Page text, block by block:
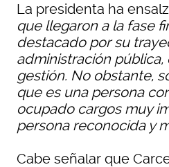
La presidenta ha
que llegaron a la fase
destacado por su
administración
gestión. No obstante,
que es una persona
ocupado cargos muy
persona reconocida y
Cabe señalar que